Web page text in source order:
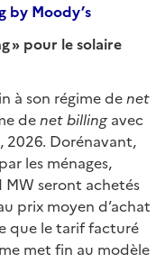
by Moody’s
» pour le solaire
à son régime de net
de net billing avec
2026. Dorénavant,
les ménages,
MW seront achetés
prix moyen d’achat
que le tarif facturé
met fin au modèle